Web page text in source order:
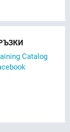
Catalog